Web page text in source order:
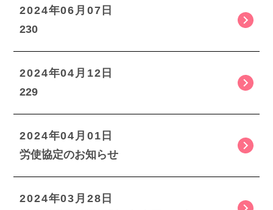
2024年06月07日
230
2024年04月12日
229
2024年04月01日
労使協定のお知らせ
2024年03月28日